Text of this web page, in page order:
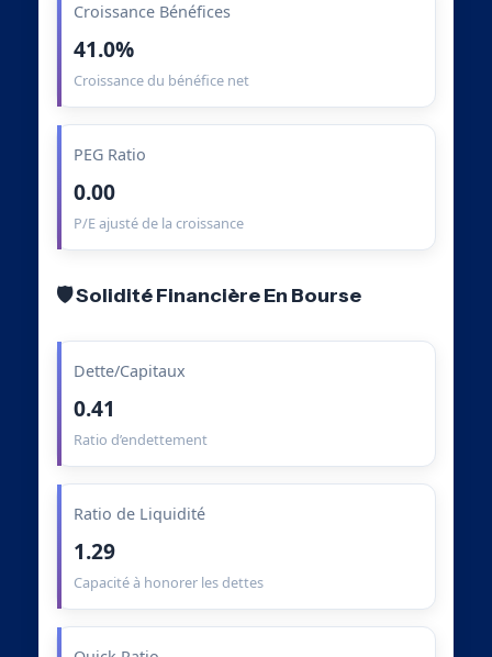
Croissance Bénéfices
41.0%
Croissance du bénéfice net
PEG Ratio
0.00
P/E ajusté de la croissance
🛡️ Solidité Financière En Bourse
Dette/Capitaux
0.41
Ratio d’endettement
Ratio de Liquidité
1.29
Capacité à honorer les dettes